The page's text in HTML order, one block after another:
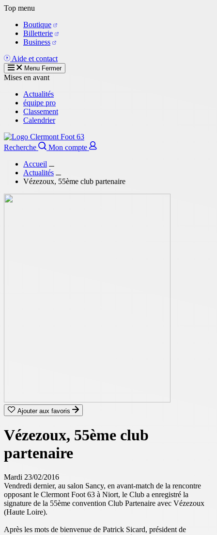
Aller
contenu
principal
Top menu
Boutique
Billetterie
Business
Aide et contact
Menu Fermer
Mises en avant
Actualités
équipe pro
Classement
Calendrier
Recherche
Mon compte
Accueil
Actualités
Vézezoux, 55ème club partenaire
Ajouter aux favoris
Vézezoux, 55ème club
partenaire
Mardi 23/02/2016
Vendredi dernier, au salon Sancy, en avant-match de la rencontre
opposant le Clermont Foot 63 à Niort, le Club a enregistré la
signature de la 55ème convention Club Partenaire avec Vézezoux
(Haute Loire).
Après les mots de bienvenue de Patrick Sicard, président de